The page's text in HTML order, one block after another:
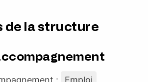
de la structure
: Emploi